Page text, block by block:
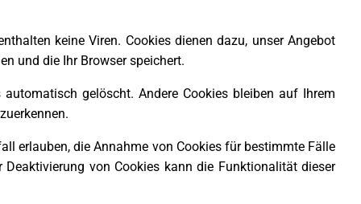
keine Viren. Cookies dienen dazu, unser Angebot
und die Ihr Browser speichert.
gelöscht. Andere Cookies bleiben auf Ihrem
erlauben, die Annahme von Cookies für bestimmte Fälle
von Cookies kann die Funktionalität dieser